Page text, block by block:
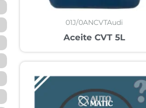
01J/0ANCVTAudi
Aceite CVT 5L